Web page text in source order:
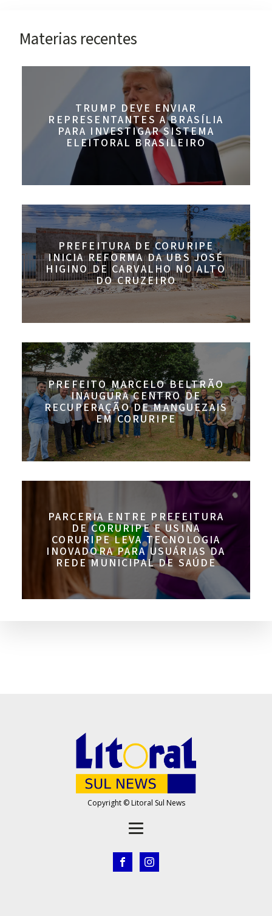
Materias recentes
TRUMP DEVE ENVIAR
REPRESENTANTES A BRASÍLIA
PARA INVESTIGAR SISTEMA
ELEITORAL BRASILEIRO
PREFEITURA DE CORURIPE
INICIA REFORMA DA UBS JOSÉ
HIGINO DE CARVALHO NO ALTO
DO CRUZEIRO
PREFEITO MARCELO BELTRÃO
INAUGURA CENTRO DE
RECUPERAÇÃO DE MANGUEZAIS
EM CORURIPE
PARCERIA ENTRE PREFEITURA
DE CORURIPE E USINA
CORURIPE LEVA TECNOLOGIA
INOVADORA PARA USUÁRIAS DA
REDE MUNICIPAL DE SAÚDE
Copyright © Litoral Sul News